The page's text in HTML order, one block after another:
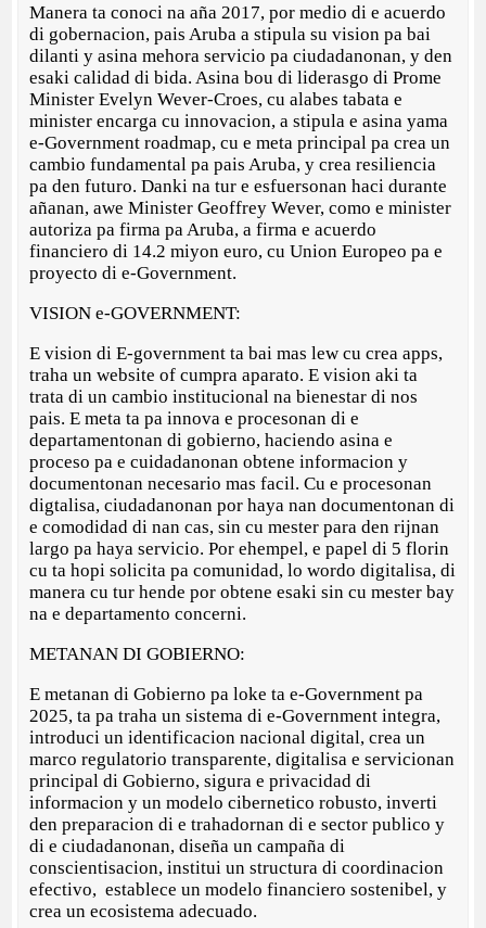
Manera ta conoci na aña 2017, por medio di e acuerdo
di gobernacion, pais Aruba a stipula su vision pa bai
dilanti y asina mehora servicio pa ciudadanonan, y den
esaki calidad di bida. Asina bou di liderasgo di Prome
Minister Evelyn Wever-Croes, cu alabes tabata e
minister encarga cu innovacion, a stipula e asina yama
e-Government roadmap, cu e meta principal pa crea un
cambio fundamental pa pais Aruba, y crea resiliencia
pa den futuro. Danki na tur e esfuersonan haci durante
añanan, awe Minister Geoffrey Wever, como e minister
autoriza pa firma pa Aruba, a firma e acuerdo
financiero di 14.2 miyon euro, cu Union Europeo pa e
proyecto di e-Government.
VISION e-GOVERNMENT:
E vision di E-government ta bai mas lew cu crea apps,
traha un website of cumpra aparato. E vision aki ta
trata di un cambio institucional na bienestar di nos
pais. E meta ta pa innova e procesonan di e
departamentonan di gobierno, haciendo asina e
proceso pa e cuidadanonan obtene informacion y
documentonan necesario mas facil. Cu e procesonan
digtalisa, ciudadanonan por haya nan documentonan di
e comodidad di nan cas, sin cu mester para den rijnan
largo pa haya servicio. Por ehempel, e papel di 5 florin
cu ta hopi solicita pa comunidad, lo wordo digitalisa, di
manera cu tur hende por obtene esaki sin cu mester bay
na e departamento concerni.
METANAN DI GOBIERNO:
E metanan di Gobierno pa loke ta e-Government pa
2025, ta pa traha un sistema di e-Government integra,
introduci un identificacion nacional digital, crea un
marco regulatorio transparente, digitalisa e servicionan
principal di Gobierno, sigura e privacidad di
informacion y un modelo cibernetico robusto, inverti
den preparacion di e trahadornan di e sector publico y
di e ciudadanonan, diseña un campaña di
conscientisacion, institui un structura di coordinacion
efectivo, establece un modelo financiero sostenibel, y
crea un ecosistema adecuado.